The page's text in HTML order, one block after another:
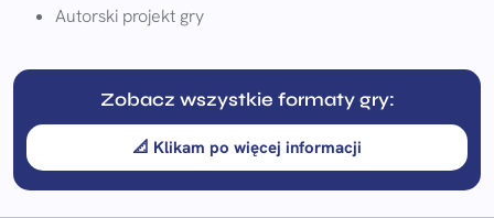
Autorski projekt gry
Zobacz wszystkie formaty gry:
📐 Klikam po więcej informacji